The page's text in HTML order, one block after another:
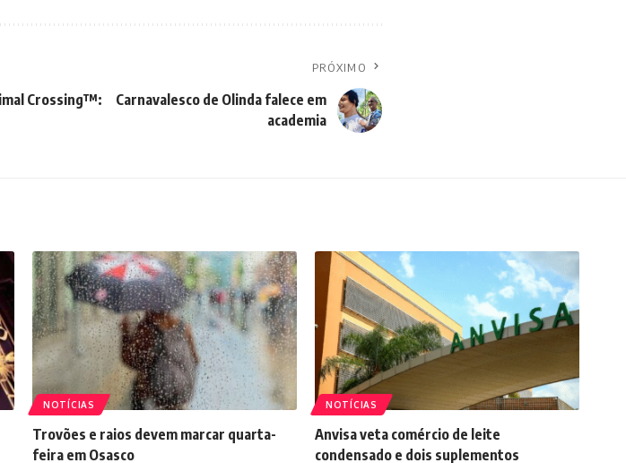
Crossing™:
PRÓXIMO
Carnavalesco de Olinda falece em
academia
NOTÍCIAS
Trovões e raios devem marcar quarta-
feira em Osasco
NOTÍCIAS
Anvisa veta comércio de leite
condensado e dois suplementos